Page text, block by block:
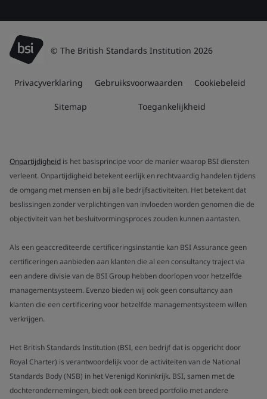
© The British Standards Institution 2026
Privacyverklaring Gebruiksvoorwaarden Cookiebeleid
Sitemap Toegankelijkheid
Onpartijdigheid is het basisprincipe voor de manier waarop BSI diensten
verleent. Onpartijdigheid betekent eerlijk en rechtvaardig handelen tijdens
de omgang met mensen en bij alle bedrijfsactiviteiten. Het betekent dat
beslissingen zonder verplichtingen van invloeden worden genomen die de
objectiviteit van het besluitvormingsproces zouden kunnen aantasten.
Als een geaccrediteerde certificeringsinstantie kan BSI Assurance geen
certificeringen aanbieden aan klanten die al een consultancy traject via
een andere divisie van de BSI Group hebben doorlopen voor hetzelfde
managementsysteem. Evenzo bieden wij ook geen consultancy aan
klanten die een certificering voor hetzelfde managementsysteem willen
verkrijgen.
Het British Standards Institution (BSI, een bedrijf dat is opgericht door
Royal Charter) is verantwoordelijk voor de activiteiten van de National
Standards Body (NSB) in het Verenigd Koninkrijk. BSI, samen met de
dochterondernemingen, biedt ook een breed portfolio met andere